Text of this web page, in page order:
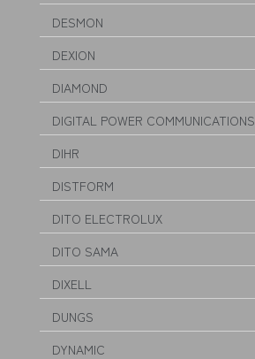
DESMON
DEXION
DIAMOND
DIGITAL POWER COMMUNICATIONS
DIHR
DISTFORM
DITO ELECTROLUX
DITO SAMA
DIXELL
DUNGS
DYNAMIC